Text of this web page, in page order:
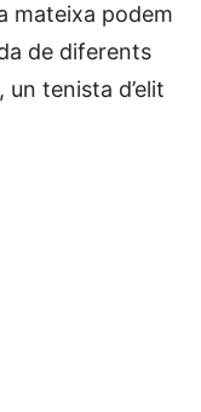
mateixa podem
de diferents
un tenista d’elit